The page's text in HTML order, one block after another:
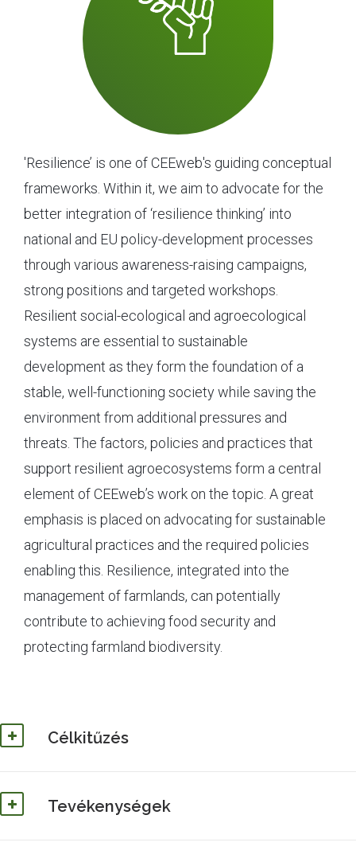
'Resilience’ is one of CEEweb's guiding conceptual
frameworks. Within it, we aim to advocate for the
better integration of ‘resilience thinking’ into
national and EU policy-development processes
through various awareness-raising campaigns,
strong positions and targeted workshops.
Resilient social-ecological and agroecological
systems are essential to sustainable
development as they form the foundation of a
stable, well-functioning society while saving the
environment from additional pressures and
threats. The factors, policies and practices that
support resilient agroecosystems form a central
element of CEEweb’s work on the topic. A great
emphasis is placed on advocating for sustainable
agricultural practices and the required policies
enabling this. Resilience, integrated into the
management of farmlands, can potentially
contribute to achieving food security and
protecting farmland biodiversity.
Célkitűzés
Tevékenységek